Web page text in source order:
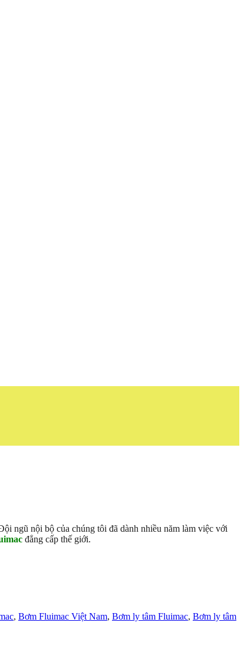
ngũ nội bộ của chúng tôi đã dành nhiều năm làm việc với
đẳng cấp thế giới.
, Bơm Fluimac Việt Nam, Bơm ly tâm Fluimac, Bơm ly tâm